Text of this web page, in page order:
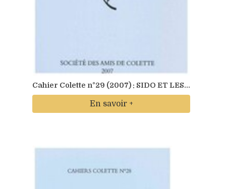
Cahier Colette n°29 (2007) : SIDO ET LES...
En savoir +